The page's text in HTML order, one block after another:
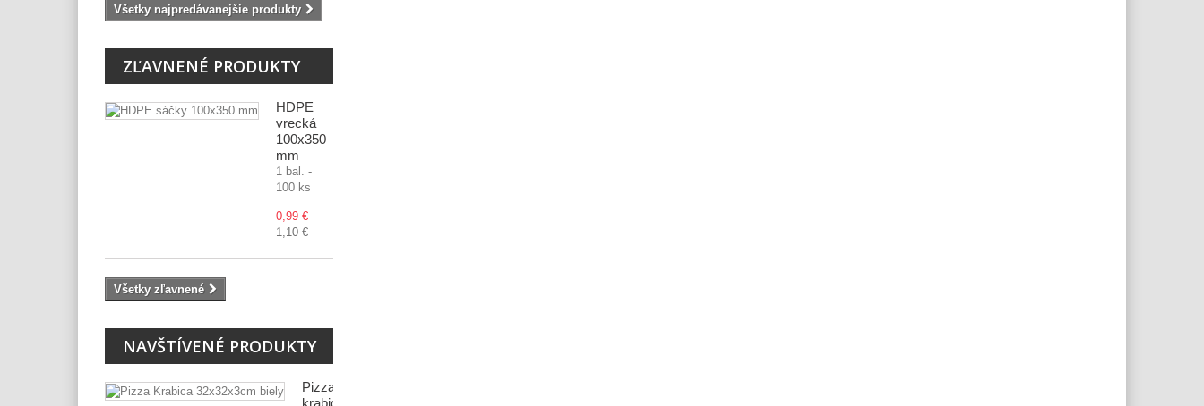
Všetky najpredávanejšie produkty
ZĽAVNENÉ PRODUKTY
HDPE
vrecká
100x350
mm
1 bal. -
100 ks
0,99 €
1,10 €
Všetky zľavnené
NAVŠTÍVENÉ PRODUKTY
Pizza
krabica...